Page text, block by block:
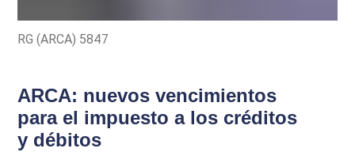
RG (ARCA) 5847
ARCA: nuevos vencimientos
para el impuesto a los créditos
y débitos